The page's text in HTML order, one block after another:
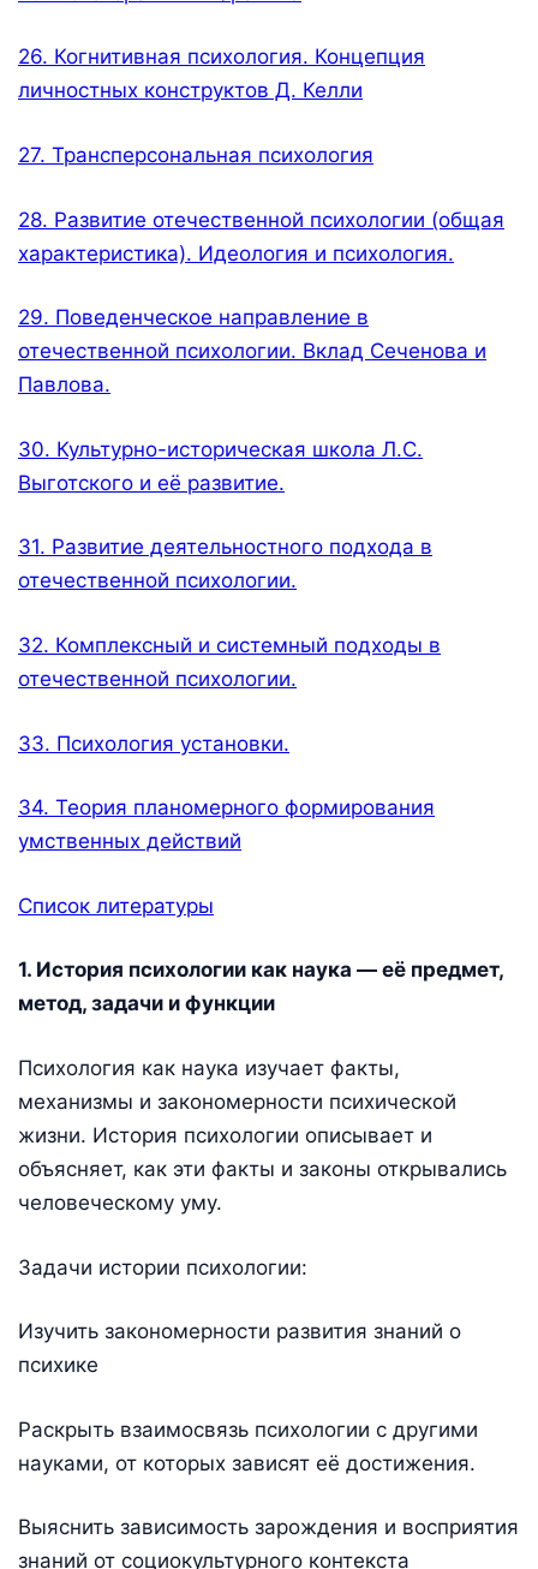
26. Когнитивная психология. Концепция
личностных конструктов Д. Келли
27. Трансперсональная психология
28. Развитие отечественной психологии (общая
характеристика). Идеология и психология.
29. Поведенческое направление в
отечественной психологии. Вклад Сеченова и
Павлова.
30. Культурно-историческая школа Л.С.
Выготского и её развитие.
31. Развитие деятельностного подхода в
отечественной психологии.
32. Комплексный и системный подходы в
отечественной психологии.
33. Психология установки.
34. Теория планомерного формирования
умственных действий
Список литературы
1. История психологии как наука — её предмет,
метод, задачи и функции
Психология как наука изучает факты,
механизмы и закономерности психической
жизни. История психологии описывает и
объясняет, как эти факты и законы открывались
человеческому уму.
Задачи истории психологии:
Изучить закономерности развития знаний о
психике
Раскрыть взаимосвязь психологии с другими
науками, от которых зависят её достижения.
Выяснить зависимость зарождения и восприятия
знаний от социокультурного контекста